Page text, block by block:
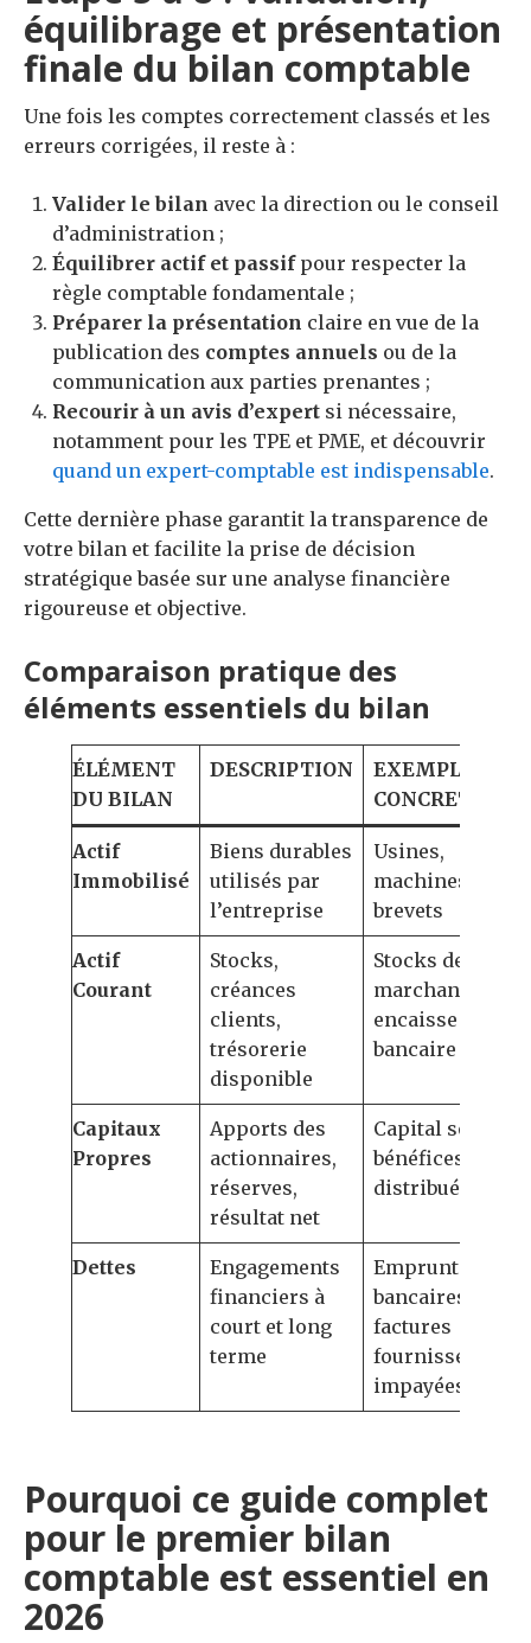
équilibrage et présentation
finale du bilan comptable
Une fois les comptes correctement classés et les
erreurs corrigées, il reste à :
Valider le bilan avec la direction ou le conseil
d’administration ;
Équilibrer actif et passifpour respecter la
règle comptable fondamentale ;
Préparer la présentation claire en vue de la
publication des comptes annuels ou de la
communication aux parties prenantes ;
Recourir à un avis d’expert si nécessaire,
notamment pour les TPE et PME, et découvrir
quand un expert-comptable est indispensable.
Cette dernière phase garantit la transparence de
votre bilan et facilite la prise de décision
stratégique basée sur une analyse financière
rigoureuse et objective.
Comparaison pratique des
éléments essentiels du bilan
ÉLÉMENT
DU BILAN
DESCRIPTION
EXEMPLE
CONCRET
Actif
Immobilisé
Biens durables
utilisés par
l’entreprise
Usines,
machines,
brevets
Actif
Courant
Stocks,
créances
clients,
trésorerie
disponible
Stocks de
marchandises,
encaisse
bancaire
Capitaux
Propres
Apports des
actionnaires,
réserves,
résultat net
Capital social,
bénéfices non
distribués
Dettes
Engagements
financiers à
court et long
terme
Emprunts
bancaires,
factures
fournisseurs
impayées
Pourquoi ce guide complet
pour le premier bilan
comptable est essentiel en
2026